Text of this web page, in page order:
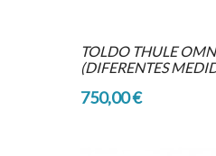
TOLDO THULE
(DIFERENTES
750,00 €